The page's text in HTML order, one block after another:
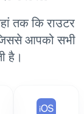
तक कि राउटर
आपको सभी
है।